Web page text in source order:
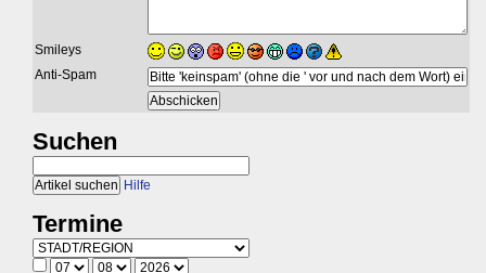
Smileys
Anti-Spam
Suchen
Hilfe
Termine